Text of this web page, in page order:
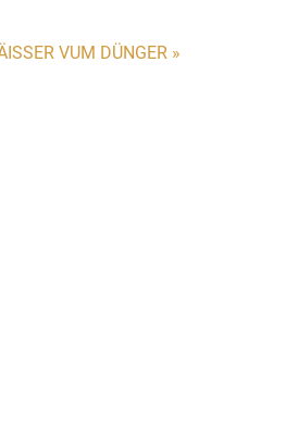
VUM DÜNGER »